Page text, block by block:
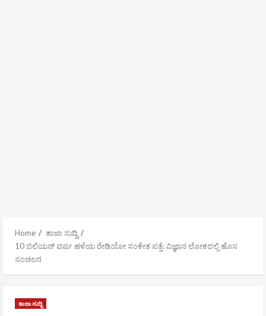
Home
ತಾಜಾ ಸುದ್ದಿ
10 ಬಿಲಿಯನ್ ವರ್ಷ ಹಳೆಯ ರೇಡಿಯೋ ಸಂಕೇತ ಪತ್ತೆ: ವಿಜ್ಞಾನ ಲೋಕದಲ್ಲಿ ಹೊಸ
ಸಂಚಲನ
ತಾಜಾ ಸುದ್ದಿ